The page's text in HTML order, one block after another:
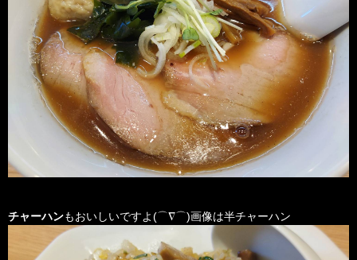
チャーハンもおいしいですよ(⌒∇⌒)画像は半チャーハン